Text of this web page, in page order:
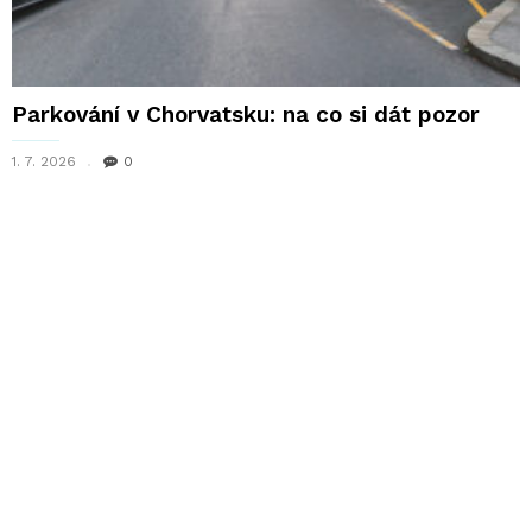
Parkování v Chorvatsku: na co si dát pozor
1. 7. 2026 0